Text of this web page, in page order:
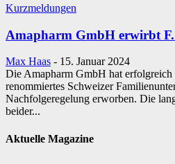
Kurzmeldungen
Amapharm GmbH erwirbt
Max Haas - 15. Januar 2024
Die Amapharm GmbH hat
renommiertes Schweizer
Nachfolgeregelung erworben. Die
beider...
Aktuelle Magazine